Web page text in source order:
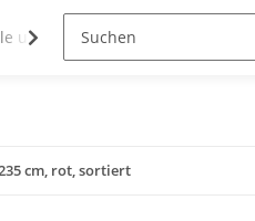
und Indoor Bücher
cm, rot, sortiert